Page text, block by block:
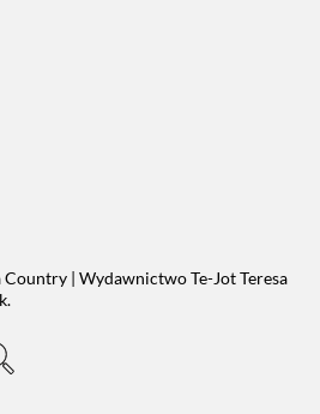
| Wydawnictwo Te-Jot Teresa